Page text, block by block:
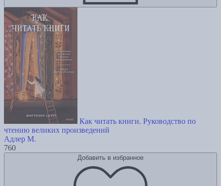
Как читать книги. Руководство по
чтению великих произведений
Адлер М.
760
Добавить в избранное